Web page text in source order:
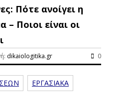
Πότε ανοίγει η
Ποιοι είναι οι
dikaiologitika.gr 0
ΕΡΓΑΣΙΑΚΑ